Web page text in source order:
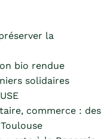
la
bio rendue
solidaires
commerce : des